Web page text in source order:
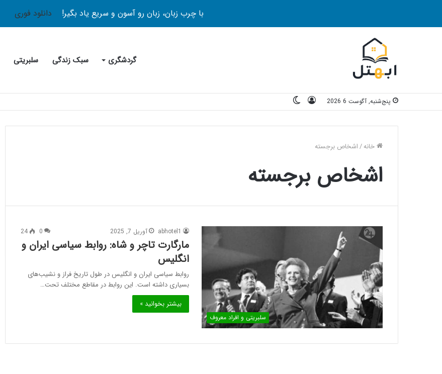
با چرب زبان، زبان رو آسون و سریع یاد بگیر! دانلود فوری
گردشگری سبک زندگی سلبریتی
پنج‌شنبه, آگوست 6 2026
تغییرورود
خانه/اشخاص برجسته
اشخاص برجسته
سلبریتی و افراد معروف
abhotel1 آوریل 7, 2025 0
24
مارگارت تاچر و شاه: روابط سیاسی ایران و
انگلیس
روابط سیاسی ایران و انگلیس در طول تاریخ فراز و نشیب‌های
بسیاری داشته است. این روابط در مقاطع مختلف تحت…
بیشتر بخوانید »